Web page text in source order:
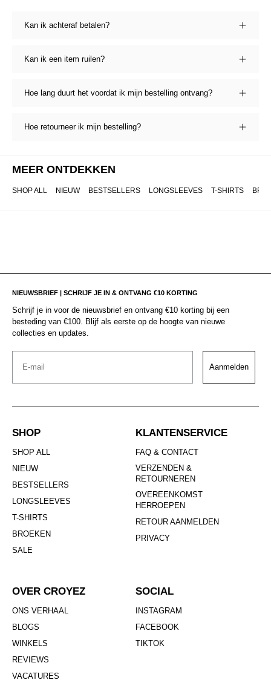
Kan ik achteraf betalen?
Kan ik een item ruilen?
Hoe lang duurt het voordat ik mijn bestelling ontvang?
Hoe retourneer ik mijn bestelling?
MEER ONTDEKKEN
SHOP ALL NIEUW BESTSELLERS LONGSLEEVES T-SHIRTS
NIEUWSBRIEF | SCHRIJF JE IN & ONTVANG €10 KORTING
Schrijf je in voor de nieuwsbrief en ontvang €10 korting bij een
besteding van €100. Blijf als eerste op de hoogte van nieuwe
collecties en updates.
Email
Aanmelden
SHOP
SHOP ALL
NIEUW
BESTSELLERS
LONGSLEEVES
T-SHIRTS
BROEKEN
SALE
KLANTENSERVICE
FAQ & CONTACT
VERZENDEN &
RETOURNEREN
OVEREENKOMST
HERROEPEN
RETOUR AANMELDEN
PRIVACY
OVER CROYEZ
ONS VERHAAL
BLOGS
WINKELS
REVIEWS
VACATURES
SOCIAL
INSTAGRAM
FACEBOOK
TIKTOK